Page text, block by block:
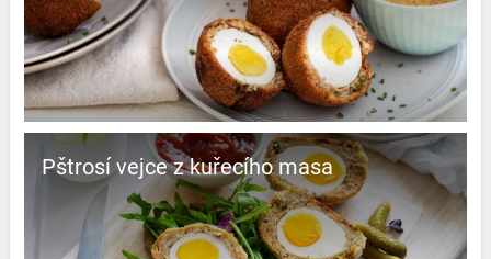
Pštrosí vejce z kuřecího masa